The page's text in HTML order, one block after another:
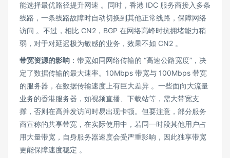
能选择最优路径提升网速 。同时，香港 IDC 服务商接入多条
线路，一条线路故障时自动切换到其他正常线路，保障网络
访问 。不过，相比 CN2，BGP 在网络高峰时抗拥堵能力稍
弱，对于对延迟极为敏感的业务，效果不如 CN2 。
带宽资源的影响 ：带宽如同网络传输的 “高速公路宽度”，决
定了数据传输的最大速率。10Mbps 带宽与 100Mbps 带宽
的服务器，在数据传输速度上有巨大差异 。一些面向大流量
业务的香港服务器，如视频直播、下载站等，需大带宽支
撑，否则在高并发访问时易出现卡顿。但要注意，部分服务
商宣称的共享带宽，在实际使用中，若同一时段其他用户占
用大量带宽，自身服务器速度会受严重影响，因此独享带宽
更能保障速度稳定 。